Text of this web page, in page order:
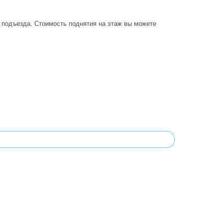
подъезда. Стоимость поднятия на этаж вы можете